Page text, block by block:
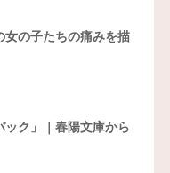
女の子たちの痛みを描
ック」｜春陽文庫から